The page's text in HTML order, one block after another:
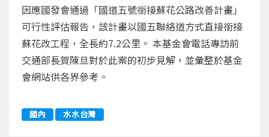
因應國發會通過「國道五號銜接蘇花公路改善計畫」
可行性評估報告，該計畫以國五聯絡道方式直接銜接
蘇花改工程，全長約7.2公里。 本基金會電話專訪前
交通部長賀陳旦對於此案的初步見解，並彙整於基金
會網站供各界參考。
國內 水水台灣